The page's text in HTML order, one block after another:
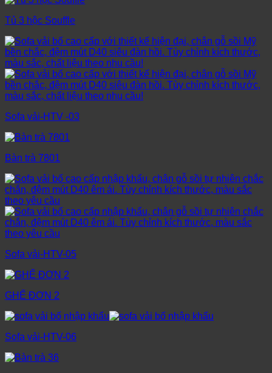
Tủ 3 hộc Souffle
Sofa vải-HTV -03
Bàn trà 7801
Sofa vải-HTV-05
GHẾ ĐƠN 2
Sofa vải-HTV-06